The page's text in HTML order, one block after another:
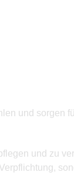
und sorgen
und zu